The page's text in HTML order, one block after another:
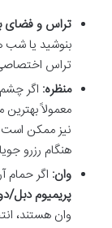
تراس و فضای
بنوشید یا شب
تراس
منظره: اگر چشم
معمولاً بهترین
نیز ممکن است
هنگام رزرو
وان: اگر حمام
پریمیوم دبل/
وان هستند،